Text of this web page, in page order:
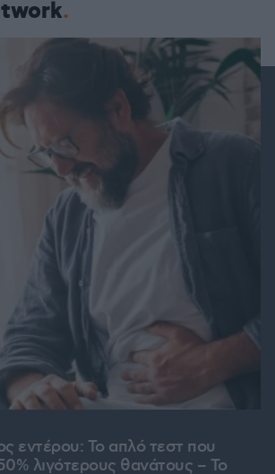
εντέρου: Το απλό τεστ που
λιγότερους θανάτους – Το